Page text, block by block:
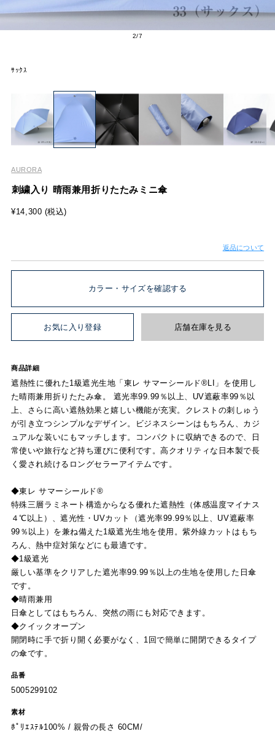
2/7
ｻｯｸｽ
AURORA
刺繍入り 晴雨兼用折りたたみミニ傘
¥14,300 (税込)
返品について
カラー・サイズを確認する
お気に入り登録 店舗在庫を見る
商品詳細
遮熱性に優れた1級遮光生地「東レ サマーシールド®LI」を使用し
た晴雨兼用折りたたみ傘。 遮光率99.99％以上、UV遮蔽率99％以
上、さらに高い遮熱効果と嬉しい機能が充実。クレストの刺しゅう
が引き立つシンプルなデザイン。ビジネスシーンはもちろん、カジ
ュアルな装いにもマッチします。コンパクトに収納できるので、日
常使いや旅行など持ち運びに便利です。高クオリティな日本製で長
く愛され続けるロングセラーアイテムです。
◆東レ サマーシールド®
特殊三層ラミネート構造からなる優れた遮熱性（体感温度マイナス
４℃以上）、遮光性・UVカット（遮光率99.99％以上、UV遮蔽率
99％以上）を兼ね備えた1級遮光生地を使用。紫外線カットはもち
ろん、熱中症対策などにも最適です。
◆1級遮光
厳しい基準をクリアした遮光率99.99％以上の生地を使用した日傘
です。
◆晴雨兼用
日傘としてはもちろん、突然の雨にも対応できます。
◆クイックオープン
開閉時に手で折り開く必要がなく、1回で簡単に開閉できるタイプ
の傘です。
品番
5005299102
素材
ﾎﾟﾘｴｽﾃﾙ100% / 親骨の長さ 60CM/